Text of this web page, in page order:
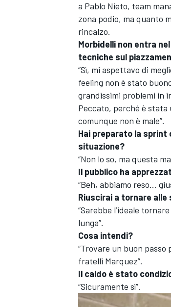
ENDURANCE/GT
a Pablo Nieto, team
zona podio, ma quanto
rincalzo.
Morbidelli non entra
tecniche sul
“Sì, mi aspettavo di
feeling non è stato
grandissimi problemi in
Peccato, perché è
comunque non è male”.
Hai preparato la
situazione?
“Non lo so, ma questa
Il pubblico ha
“Beh, abbiamo reso…
Riuscirai a tornare alle
“Sarebbe l’ideale
lunga”.
Cosa intendi?
“Trovare un buon
fratelli Marquez”.
Il caldo è stato
“Sicuramente sì”.